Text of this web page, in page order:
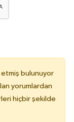
etmiş bulunuyor
yorumlardan
hiçbir şekilde